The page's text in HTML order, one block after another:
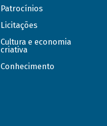
Patrocínios
Licitações
Cultura e economia
criativa
Conhecimento